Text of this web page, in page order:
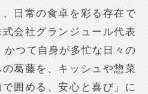
、日常の食卓を彩る存在で
会社グランジュール代表
つて自身が多忙な日々の
葛藤を、キッシュや惣菜
囲める、安心と喜び」に